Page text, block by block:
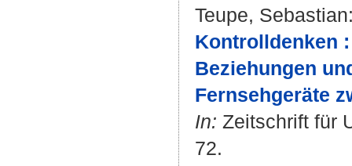
Teupe, Sebastian
Kontrolldenken
Beziehungen
Fernsehgeräte
In: Zeitschrift für
72.